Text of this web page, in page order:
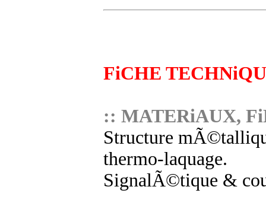
FiCHE
:: MATERiAUX,
Structure
thermo-laquage.
SignalÃ©tique &